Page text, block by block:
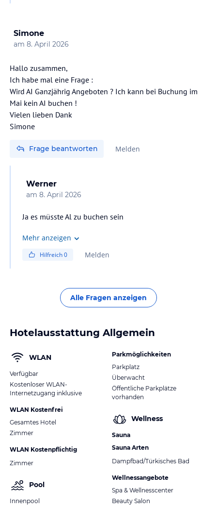
Simone
am 8. April 2026
Hallo zusammen,
Ich habe mal eine Frage :
Wird AI Ganzjährig Angeboten ? Ich kann bei Buchung im
Mai kein AI buchen !
Vielen lieben Dank
Simone
Frage beantworten Melden
Werner
am 8. April 2026
Ja es müsste Al zu buchen sein
Mehr anzeigen
Hilfreich0 Melden
Alle Fragen anzeigen
Hotelausstattung Allgemein
WLAN
Verfügbar
Kostenloser WLAN-
Internetzugang inklusive
WLAN Kostenfrei
Gesamtes Hotel
Zimmer
WLAN Kostenpflichtig
Zimmer
Pool
Innenpool
Parkmöglichkeiten
Parkplatz
Überwacht
Öffentliche Parkplätze
vorhanden
Wellness
Sauna
Sauna Arten
Dampfbad/Türkisches Bad
Wellnessangebote
Spa & Wellnesscenter
Beauty Salon